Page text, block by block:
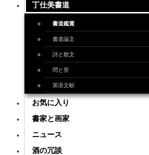
丁仕美書道
書道鑑賞
書道論文
詩と散文
問と答
英语文献
お気に入り
書家と画家
ニュース
酒の冗談